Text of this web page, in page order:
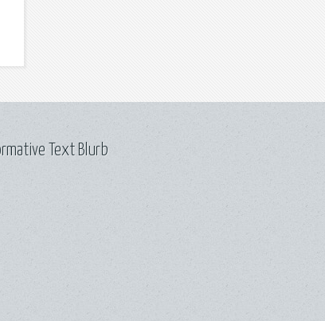
Text Blurb